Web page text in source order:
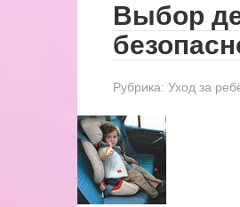
Выбор
Рубрика: Уход за